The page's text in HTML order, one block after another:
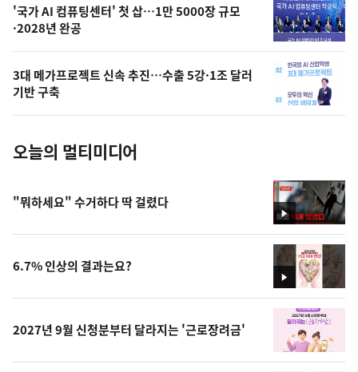
오
늘
사
진
'국가 AI 컴퓨팅센터' 첫 삽…1만 5000장 규모
·2028년 완공
3대 메가프로젝트 신속 추진…수출 5강·1조 달러
기반 구축
오늘의 멀티미디어
영
상
"뭐하세요" 수거하다 딱 걸렸다
영
상
6.7% 인상의 결과는요?
2027년 9월 신청분부터 달라지는 '근로장려금'